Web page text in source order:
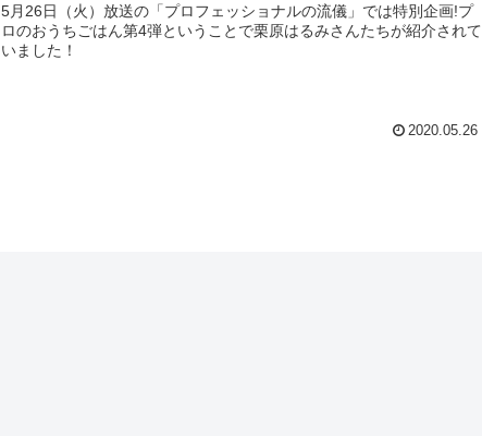
5月26日（火）放送の「プロフェッショナルの流儀」では特別企画!プ
ロのおうちごはん第4弾ということで栗原はるみさんたちが紹介されて
いました！
2020.05.26